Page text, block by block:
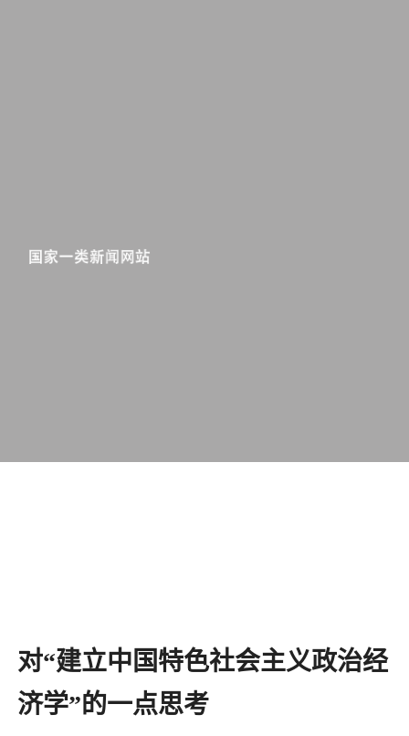
对“建立中国特色社会主义政治经
济学”的一点思考